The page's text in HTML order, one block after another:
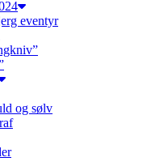
eventyr
og sølv